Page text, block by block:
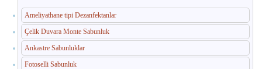
Ameliyathane tipi Dezanfektanlar
Çelik Duvara Monte Sabunluk
Ankastre Sabunluklar
Fotoselli Sabunluk